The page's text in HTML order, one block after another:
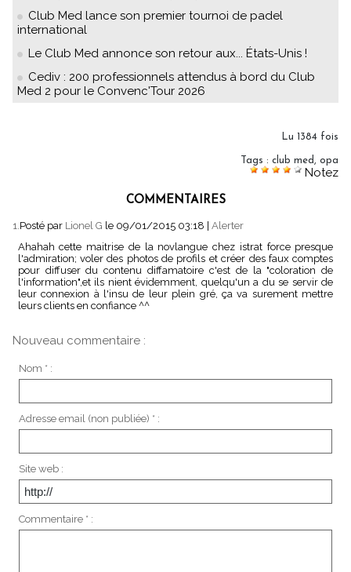
Club Med lance son premier tournoi de padel
international
Le Club Med annonce son retour aux... États-Unis !
Cediv : 200 professionnels attendus à bord du Club
Med 2 pour le Convenc'Tour 2026
Lu 1384 fois
Tags : club med, opa
Notez
COMMENTAIRES
1.Posté par Lionel G le 09/01/2015 03:18
Alerter
Ahahah cette maitrise de la novlangue chez istrat force presque
l'admiration; voler des photos de profils et créer des faux comptes
pour diffuser du contenu diffamatoire c'est de la "coloration de
l'information",et ils nient évidemment, quelqu'un a du se servir de
leur connexion à l'insu de leur plein gré, ça va surement mettre
leurs clients en confiance ^^
Nouveau commentaire :
Nom * :
Adresse email (non publiée) * :
Site web :
Commentaire * :